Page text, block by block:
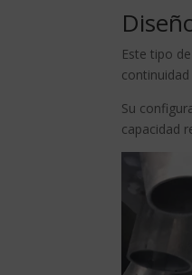
Este tipo
Su
capacidad